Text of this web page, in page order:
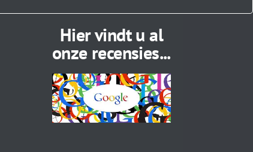
Hier vindt u al
onze recensies...